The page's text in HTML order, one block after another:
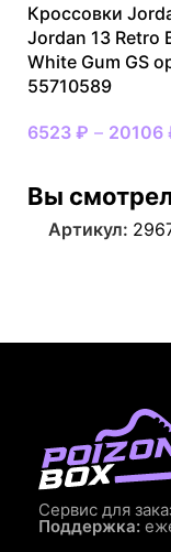
Кроссовки
Jordan 13 Retro
White Gum GS
55710589
6523 ₽ – 20106
Вы
Артикул:
Сервис для
Поддержка: